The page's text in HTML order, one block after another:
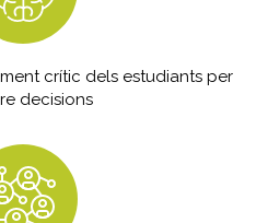
crític dels estudiants per
decisions